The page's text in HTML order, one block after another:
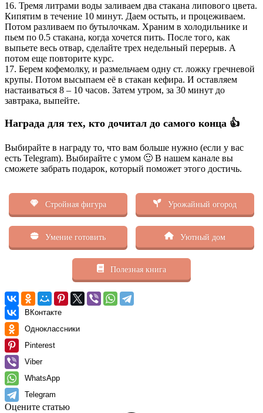
16. Тремя литрами воды заливаем два стакана липового цвета.
Кипятим в течение 10 минут. Даем остыть, и процеживаем.
Потом разливаем по бутылочкам. Храним в холодильнике и
пьем по 0.5 стакана, когда хочется пить. После того, как
выпьете весь отвар, сделайте трех недельный перерыв. А
потом еще повторите курс.
17. Берем кофемолку, и размельчаем одну ст. ложку гречневой
крупы. Потом высыпаем её в стакан кефира. И оставляем
настаиваться 8 – 10 часов. Затем утром, за 30 минут до
завтрака, выпейте.
Награда для тех, кто дочитал до самого конца 👍
Выбирайте в награду то, что вам больше нужно (если у вас
есть Telegram). Выбирайте с умом 🙂 В нашем канале вы
сможете забрать подарок, который поможет этого достичь.
Стройная фигура Урожайный огород
Умение готовить Уютный дом
Полезная книга
ВКонтакте
Одноклассники
Pinterest
Viber
WhatsApp
Telegram
Оцените статью